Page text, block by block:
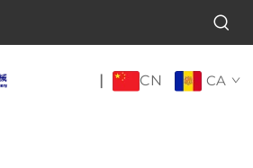
| CN CA